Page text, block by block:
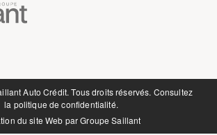
Auto Crédit. Tous droits réservés. Consultez
la politique de confidentialité.
du site Web parGroupe Saillant